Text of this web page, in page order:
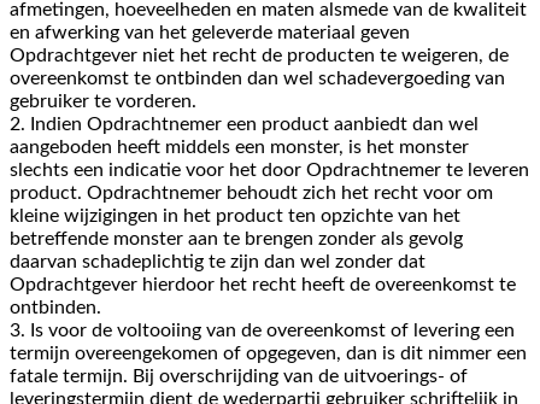
afmetingen, hoeveelheden en maten alsmede van de kwaliteit
en afwerking van het geleverde materiaal geven
Opdrachtgever niet het recht de producten te weigeren, de
overeenkomst te ontbinden dan wel schadevergoeding van
gebruiker te vorderen.
2. Indien Opdrachtnemer een product aanbiedt dan wel
aangeboden heeft middels een monster, is het monster
slechts een indicatie voor het door Opdrachtnemer te leveren
product. Opdrachtnemer behoudt zich het recht voor om
kleine wijzigingen in het product ten opzichte van het
betreffende monster aan te brengen zonder als gevolg
daarvan schadeplichtig te zijn dan wel zonder dat
Opdrachtgever hierdoor het recht heeft de overeenkomst te
ontbinden.
3. Is voor de voltooiing van de overeenkomst of levering een
termijn overeengekomen of opgegeven, dan is dit nimmer een
fatale termijn. Bij overschrijding van de uitvoerings- of
leveringstermijn dient de wederpartij gebruiker schriftelijk in